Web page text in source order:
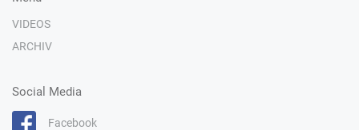
VIDEOS
ARCHIV
Social Media
Facebook